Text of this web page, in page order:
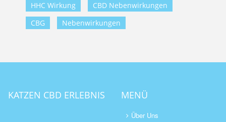
HHC Wirkung
CBD Nebenwirkungen
CBG
Nebenwirkungen
KATZEN CBD ERLEBNIS MENÜ
Über Uns